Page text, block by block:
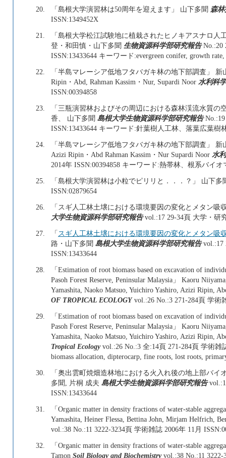
20.
「島根大学演習林は50周年を迎えます」 山下多聞 森
ISSN:1349452X
21.
「島根大学松江試験地に植栽されたヒノキアスナロ
登・和田慎・山下多聞 生物資源科学部研究報告No.:20
ISSN:13433644 キーワード:evergreen conifer, growth
22.
「半島マレーシア低地フタバガキ林の地下部調査」
Ripin・Abd, Rahman Kassim・Nur, Supardi Noor 水利科学
ISSN:00394858
23.
「三瓶演習林およびその周辺における森林渓流水質
香、 山下多聞 島根大学生物資源科学部研究報告No.:19
ISSN:13433644 キーワード:針葉樹人工林、落葉広葉
24.
「半島マレーシア低地フタバガキ林の地下部調査」
Azizi Ripin・Abd Rahman Kassim・Nur Supardi Noor 水
2014年 ISSN:00394858 キーワード:熱帯林、根系バイ
25.
「島根大学演習林は小粒でピリリと．．．？」 山下多
ISSN:02879654
26.
「スギ人工林土壌における環境要因の変化とメタン
大学生物資源科学部研究報告vol.:17 29-34頁 大学・研
27.
「 スギ人工林土壌における環境要因の変化とメタン吸
路・山下多聞 島根大学生物資源科学部研究報告vol.:17
ISSN:13433644
28.
「Estimation of root biomass based on excavation of
Pasoh Forest Reserve, Peninsular Malaysia」 Kaoru
Yamashita, Naoko Matsuo, Yuichiro Yashiro, Azizi Ripin,
OF TROPICAL ECOLOGYvol.:26 No.:3 271-284頁 学術
29.
「Estimation of root biomass based on excavation of
Pasoh Forest Reserve, Peninsular Malaysia」 Kaoru
Yamashita, Naoko Matsuo, Yuichiro Yashiro, Azizi Ripin,
Tropical Ecologyvol.:26 No.:3 全:14頁 271-284頁 学術雑
biomass allocation, dipterocarp, fine roots, lost roots,
30.
「奥出雲町焼畑造林地における火入れ後の地上部バ
多聞, 片桐 成夫 島根大学生物資源科学部研究報告
ISSN:13433644
31.
「Organic matter in density fractions of water-stable
Yamashita, Heiner Flessa, Bettina John, Mirjam Helfrich,
vol.:38 No.:11 3222-3234頁 学術雑誌 2006年 11月
32.
「Organic matter in density fractions of water-stable
Tamon Soil Biology and Biochemistryvol.:38 No.:11 3222-